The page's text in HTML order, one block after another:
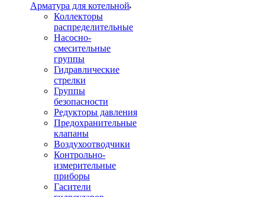
Арматура для котельной
Коллекторы
распределительные
Насосно-
смесительные
группы
Гидравлические
стрелки
Группы
безопасности
Редукторы давления
Предохранительные
клапаны
Воздухоотводчики
Контрольно-
измерительные
приборы
Гасители